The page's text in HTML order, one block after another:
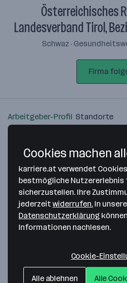
Österreichisches
Landesverband Tirol,
Schwaz ·
Firma
Arbeitgeber-Profil Standorte
Bitte stimme
Richtlinien zu, um
anzuzeigen.
Cookies machen
karriere.at verwendet
bestmögliche Nutzererlebnis
sicherzustellen. Ihre
jederzeitwiderrufen. In
Datenschutzerklärung
Informationen nachlesen.
Cookie-
Alle ablehnen Alle